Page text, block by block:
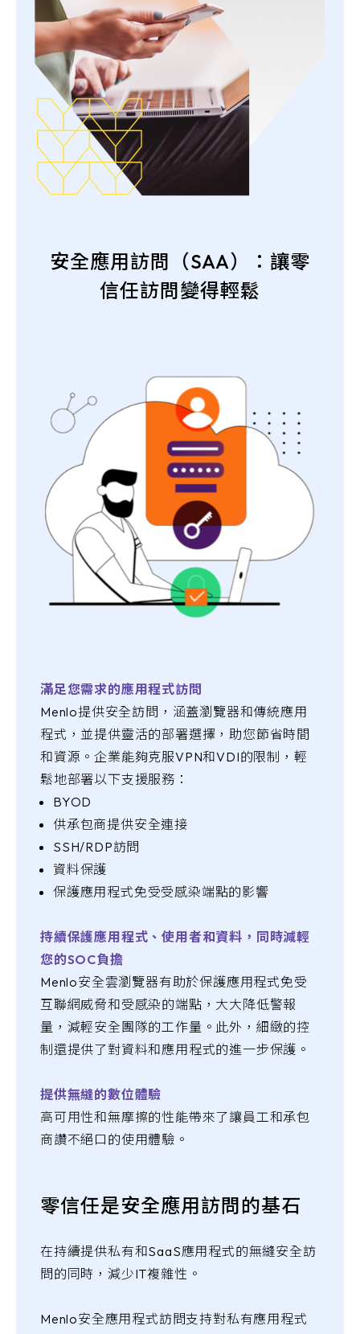
安全應用訪問（SAA）：讓零
信任訪問變得輕鬆
滿足您需求的應用程式訪問
Menlo提供安全訪問，涵蓋瀏覽器和傳統應用
程式，並提供靈活的部署選擇，助您節省時間
和資源。企業能夠克服VPN和VDI的限制，輕
鬆地部署以下支援服務：
BYOD
供承包商提供安全連接
SSH/RDP訪問
資料保護
保護應用程式免受受感染端點的影響
持續保護應用程式、使用者和資料，同時減輕
您的SOC負擔
Menlo安全雲瀏覽器有助於保護應用程式免受
互聯網威脅和受感染的端點，大大降低警報
量，減輕安全團隊的工作量。此外，細緻的控
制還提供了對資料和應用程式的進一步保護。
提供無縫的數位體驗
高可用性和無摩擦的性能帶來了讓員工和承包
商讚不絕口的使用體驗。
零信任是安全應用訪問的基石
在持續提供私有和SaaS應用程式的無縫安全訪
問的同時，減少IT複雜性。
Menlo安全應用程式訪問支持對私有應用程式